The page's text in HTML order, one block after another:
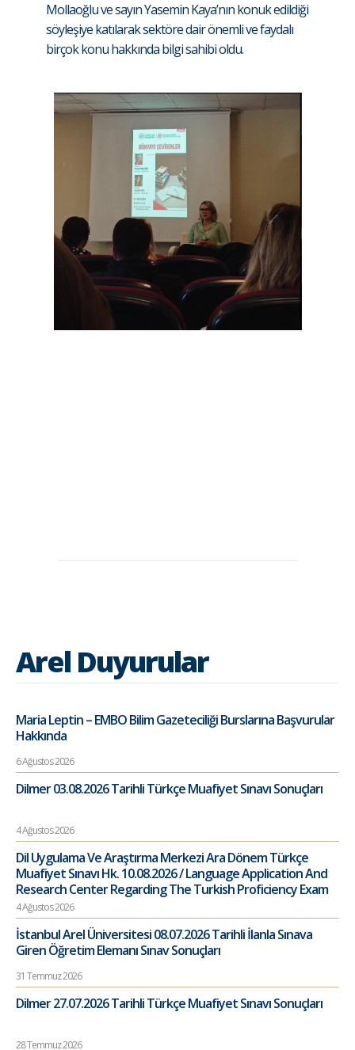
Mollaoğlu ve sayın Yasemin Kaya’nın konuk edildiği
söyleşiye katılarak sektöre dair önemli ve faydalı
birçok konu hakkında bilgi sahibi oldu.
Arel Duyurular
Maria Leptin – EMBO Bilim Gazeteciliği Burslarına Başvurular
Hakkında
6 Ağustos 2026
Dilmer 03.08.2026 Tarihli Türkçe Muafiyet Sınavı Sonuçları
4 Ağustos 2026
Dil Uygulama Ve Araştırma Merkezi Ara Dönem Türkçe
Muafiyet Sınavı Hk. 10.08.2026 / Language Application And
Research Center Regarding The Turkish Proficiency Exam
4 Ağustos 2026
İstanbul Arel Üniversitesi 08.07.2026 Tarihli İlanla Sınava
Giren Öğretim Elemanı Sınav Sonuçları
31 Temmuz 2026
Dilmer 27.07.2026 Tarihli Türkçe Muafiyet Sınavı Sonuçları
28 Temmuz 2026